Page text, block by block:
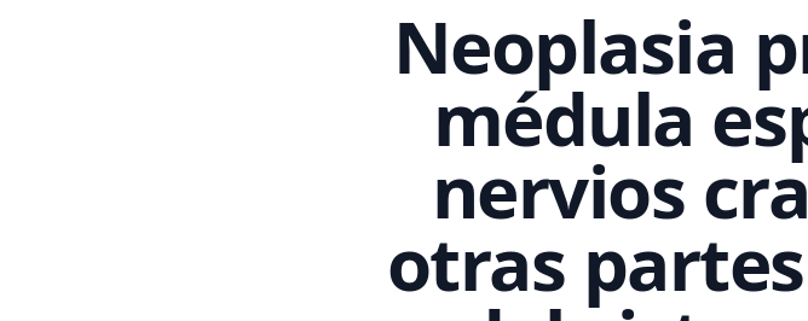
Neoplasia
médula
nervios
otras